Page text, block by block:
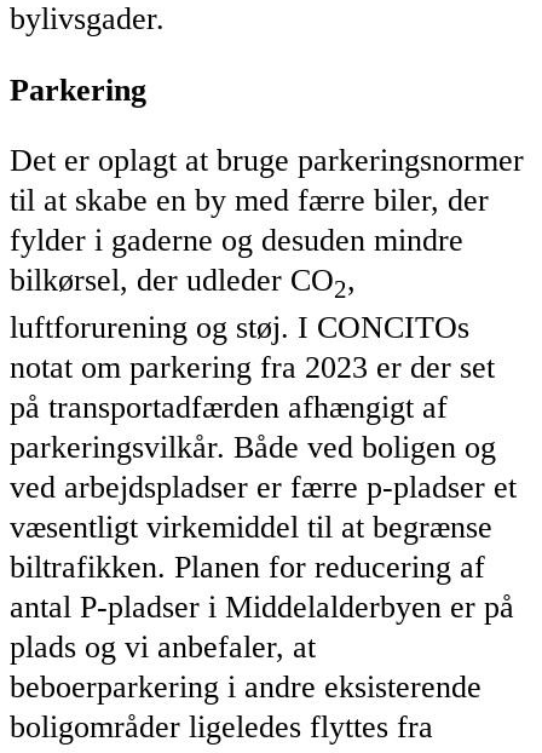
bylivsgader.
Parkering
Det er oplagt at bruge parkeringsnormer
til at skabe en by med færre biler, der
fylder i gaderne og desuden mindre
bilkørsel, der udleder CO2,
luftforurening og støj. I CONCITOs
notat om parkering fra 2023 er der set
på transportadfærden afhængigt af
parkeringsvilkår. Både ved boligen og
ved arbejdspladser er færre p-pladser et
væsentligt virkemiddel til at begrænse
biltrafikken. Planen for reducering af
antal P-pladser i Middelalderbyen er på
plads og vi anbefaler, at
beboerparkering i andre eksisterende
boligområder ligeledes flyttes fra